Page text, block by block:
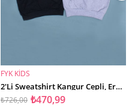
SEPETE EKLE
FYK KİDS
2'Li Sweatshirt Kangur Cepli, Erkek Sweatshirt
₺470,99
₺726,00